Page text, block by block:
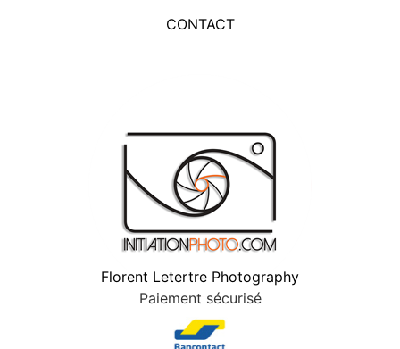
CONTACT
Florent Letertre Photography
Paiement sécurisé